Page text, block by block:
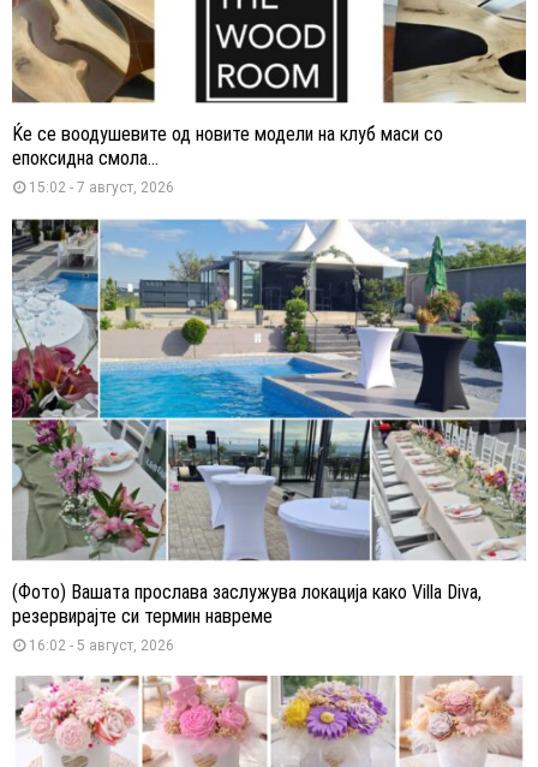
Ќе се воодушевите од новите модели на клуб маси со
епоксидна смола...
15:02 - 7 август, 2026
(Фото) Вашата прослава заслужува локација како Villa Diva,
резервирајте си термин навреме
16:02 - 5 август, 2026